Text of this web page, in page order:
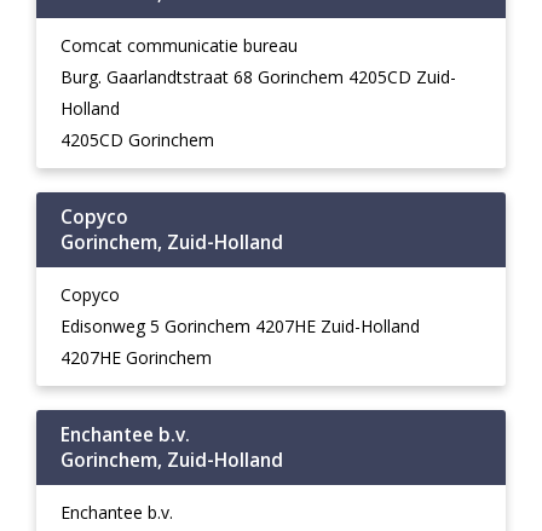
Comcat communicatie bureau
Burg. Gaarlandtstraat 68 Gorinchem 4205CD Zuid-
Holland
4205CD Gorinchem
Copyco
Gorinchem, Zuid-Holland
Copyco
Edisonweg 5 Gorinchem 4207HE Zuid-Holland
4207HE Gorinchem
Enchantee b.v.
Gorinchem, Zuid-Holland
Enchantee b.v.